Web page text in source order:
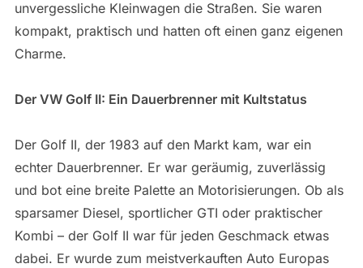
unvergessliche Kleinwagen die Straßen. Sie waren
kompakt, praktisch und hatten oft einen ganz eigenen
Charme.
Der VW Golf II: Ein Dauerbrenner mit Kultstatus
Der Golf II, der 1983 auf den Markt kam, war ein
echter Dauerbrenner. Er war geräumig, zuverlässig
und bot eine breite Palette an Motorisierungen. Ob als
sparsamer Diesel, sportlicher GTI oder praktischer
Kombi – der Golf II war für jeden Geschmack etwas
dabei. Er wurde zum meistverkauften Auto Europas